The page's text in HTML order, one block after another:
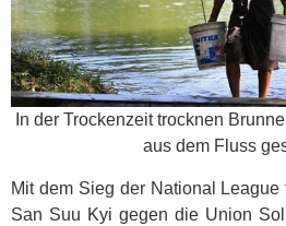
In der Trockenzeit trocknen
aus dem Fluss
Mit dem Sieg der National
San Suu Kyi gegen die Union